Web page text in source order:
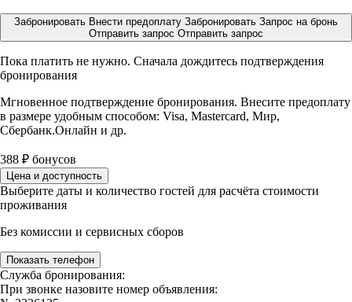
Забронировать Внести предоплату Забронировать Запрос на бронь
Отправить запрос Отправить запрос
Пока платить не нужно. Сначала дождитесь подтверждения
бронирования
Мгновенное подтверждение бронирования. Внесите предоплату
в размере удобным способом: Visa, Mastercard, Мир,
Сбербанк.Онлайн и др.
388 ₽ бонусов
Цена и доступность
Выберите даты и количество гостей для расчёта стоимости
проживания
Без комиссии и сервисных сборов
Показать телефон
Служба бронирования:
При звонке назовите номер объявления: